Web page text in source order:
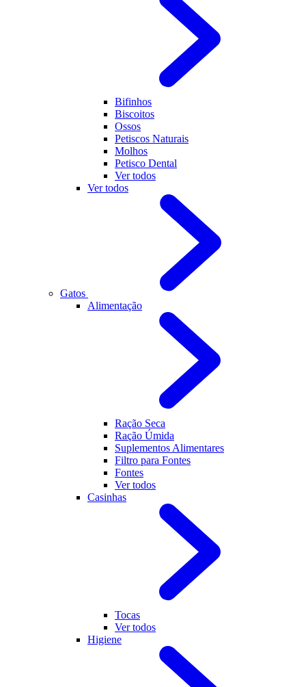
Bifinhos
Biscoitos
Ossos
Petiscos Naturais
Molhos
Petisco Dental
Ver todos
Ver todos
Gatos
Alimentação
Ração Seca
Ração Úmida
Suplementos Alimentares
Filtro para Fontes
Fontes
Ver todos
Casinhas
Tocas
Ver todos
Higiene